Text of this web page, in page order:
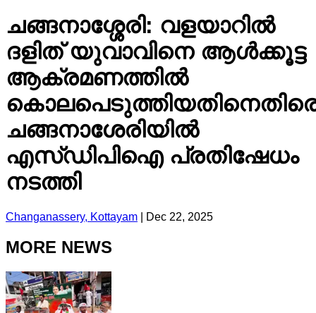
ചങ്ങനാശ്ശേരി: വളയാറിൽ
ദളിത് യുവാവിനെ ആൾക്കൂട്ട
ആക്രമണത്തിൽ
ചങ്ങനാശേരിയിൽ
എസ്ഡിപിഐ പ്രതിഷേധം
നടത്തി
Changanassery, Kottayam Dec 22, 2025
MORE NEWS